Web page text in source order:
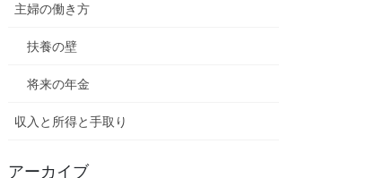
主婦の働き方
扶養の壁
将来の年金
収入と所得と手取り
アーカイブ